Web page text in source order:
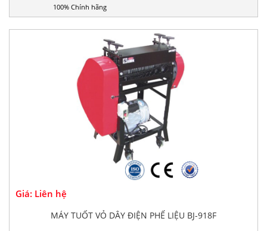
100% Chính hãng
Giá: Liên hệ
MÁY TUỐT VỎ DÂY ĐIỆN PHẾ LIỆU BJ-918F